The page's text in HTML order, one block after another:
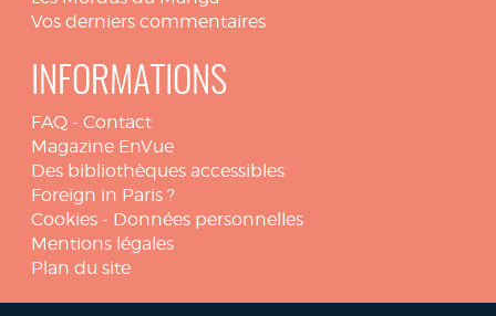
Vos derniers commentaires
INFORMATIONS
FAQ - Contact
Magazine EnVue
Des bibliothèques accessibles
Foreign in Paris ?
Cookies - Données personnelles
Mentions légales
Plan du site